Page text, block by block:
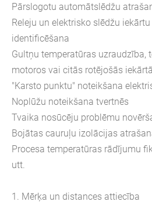
Pārslogotu automātslēdžu
Releju un elektrisko slēdžu
identificēšana
Gultņu temperatūras uzraudzība,
motoros vai citās rotējošās
"Karsto punktu" noteikšana
Noplūžu noteikšana tvertnēs
Tvaika nosūcēju problēmu
Bojātas cauruļu izolācijas
Procesa temperatūras rādījumu
utt.
1. Mērķa un distances attiecība